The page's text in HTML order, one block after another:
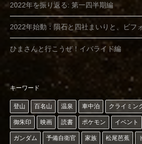
2022年を振り返る: 第一四半期編
2022年始動：隕石と四社まいりと、ビフ
ひまさんと行こうぜ！イバライド編
キーワード
登山 百名山 温泉 車中泊 クライミン
御朱印 映画 読書 ポケモン イベント
ガンダム 予備自衛官 家族 松尾芭蕉